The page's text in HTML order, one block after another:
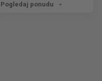
Pogledaj ponudu